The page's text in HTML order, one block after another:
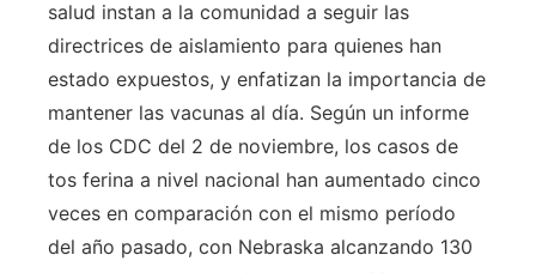
salud instan a la comunidad a seguir las
directrices de aislamiento para quienes han
estado expuestos, y enfatizan la importancia de
mantener las vacunas al día. Según un informe
de los CDC del 2 de noviembre, los casos de
tos ferina a nivel nacional han aumentado cinco
veces en comparación con el mismo período
del año pasado, con Nebraska alcanzando 130